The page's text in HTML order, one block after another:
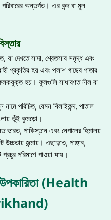
অন্তর্গত। এর কন্দ বা মূল
যা দেখতে সাদা, শ্বেতসার সমৃদ্ধ এবং
প্রকৃতির হয় এবং পলাশ গাছের পাতার
হয়। ফুলগুলি সাধারণত নীল বা
নামে পরিচিত, যেমন বিলাইকন্দ, পাতাল
ভুঁই কুমড়ো।
পাকিস্তান এবং নেপালের হিমালয়
জন্মায়। এছাড়াও, পাঞ্জাব,
পরিমাণে পাওয়া যায়।
উপকারিতা (Health